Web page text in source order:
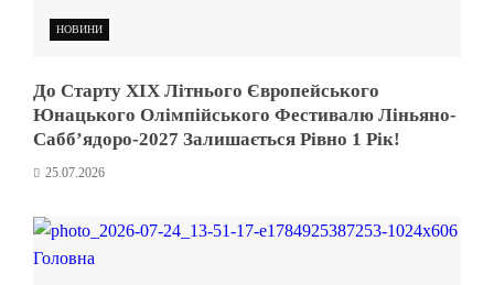
НОВИНИ
До Старту XIX Літнього Європейського
Юнацького Олімпійського Фестивалю Ліньяно-
Сабб’ядоро-2027 Залишається Рівно 1 Рік!
25.07.2026